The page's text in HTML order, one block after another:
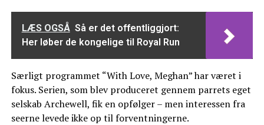
LÆS OGSÅ Så er det offentliggjort:
Her løber de kongelige til Royal Run
Særligt programmet “With Love, Meghan” har været i
fokus. Serien, som blev produceret gennem parrets eget
selskab Archewell, fik en opfølger – men interessen fra
seerne levede ikke op til forventningerne.